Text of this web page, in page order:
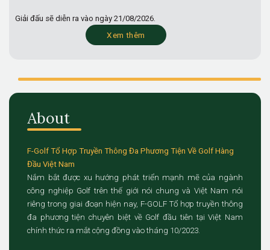
Giải đấu sẽ diễn ra vào ngày 21/08/2026.
Xem thêm
About
F-Golf Tổ Hợp Truyền Thông Đa Phương Tiện Về Golf Hàng
Đầu Việt Nam
Nắm bắt được xu hướng phát triển mạnh mẽ của ngành
công nghiệp Golf trên thế giới nói chung và Việt Nam nói
riêng trong giai đoạn hiện nay, F-GOLF Tổ hợp truyền thông
đa phương tiện chuyên biệt về Golf đầu tiên tại Việt Nam
chính thức ra mắt cộng đồng vào tháng 10/2023.